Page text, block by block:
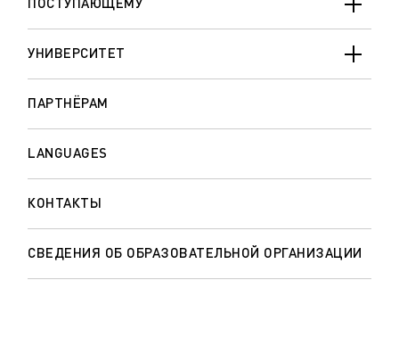
УНИВЕРСИТЕТ
ПАРТНЁРАМ
LANGUAGES
КОНТАКТЫ
СВЕДЕНИЯ ОБ ОБРАЗОВАТЕЛЬНОЙ ОРГАНИЗАЦИИ